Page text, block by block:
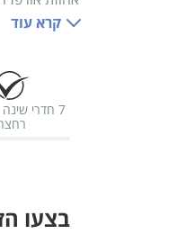
אל מול הנוף,
קרא עוד
בצעו